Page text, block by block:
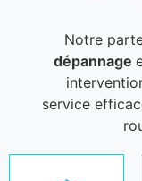
Notre
dépannage
service